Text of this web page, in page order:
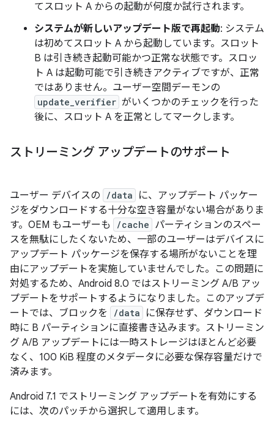
てスロット A からの起動が何度か試行されます。
システムが新しいアップデート版で再起動: システム
は初めてスロット A から起動しています。スロット
B は引き続き起動可能かつ正常な状態です。スロッ
ト A は起動可能で引き続きアクティブですが、正常
ではありません。ユーザー空間デーモンの
update_verifier がいくつかのチェックを行った
後に、スロット A を正常としてマークします。
ストリーミング アップデートのサポート
ユーザー デバイスの /data
に、アップデート パッケー
ジをダウンロードする十分な空き容量がない場合がありま
す。OEM もユーザーも
/cache パーティションのスペー
スを無駄にしたくないため、一部のユーザーはデバイスに
アップデート パッケージを保存する場所がないことを理
由にアップデートを実施していませんでした。この問題に
対処するため、Android 8.0 ではストリーミング A/B アッ
プデートをサポートするようになりました。このアップデ
ートでは、ブロックを
/data
に保存せず、ダウンロード
時に B パーティションに直接書き込みます。ストリーミン
グ A/B アップデートには一時ストレージはほとんど必要
なく、100 KiB 程度のメタデータに必要な保存容量だけで
済みます。
Android 7.1 でストリーミング アップデートを有効にする
には、次のパッチから選択して適用します。